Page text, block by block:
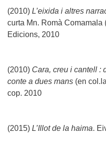
(2010) L’eixida i altres
curta Mn. Romà Comamala
Edicions, 2010
(2010) Cara, creu i cantell :
conte a dues mans (en
cop. 2010
(2015) L’Illot de la haima.